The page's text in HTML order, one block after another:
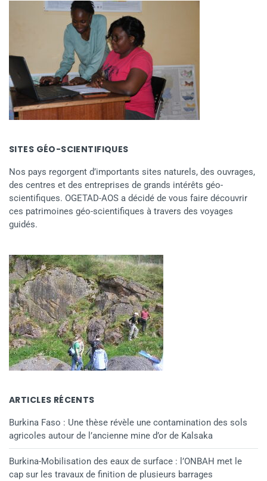
SITES GÉO-SCIENTIFIQUES
Nos pays regorgent d’importants sites naturels, des ouvrages,
des centres et des entreprises de grands intérêts géo-
scientifiques. OGETAD-AOS a décidé de vous faire découvrir
ces patrimoines géo-scientifiques à travers des voyages
guidés.
ARTICLES RÉCENTS
Burkina Faso : Une thèse révèle une contamination des sols
agricoles autour de l’ancienne mine d’or de Kalsaka
Burkina-Mobilisation des eaux de surface : l’ONBAH met le
cap sur les travaux de finition de plusieurs barrages